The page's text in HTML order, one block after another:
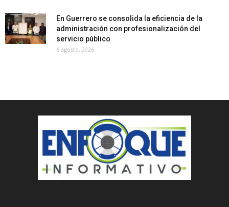
En Guerrero se consolida la eficiencia de la
administración con profesionalización del
servicio público
6 agosto, 2026